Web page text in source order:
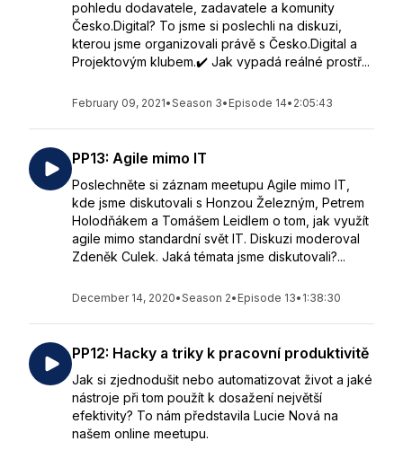
pohledu dodavatele, zadavatele a komunity
Česko.Digital? To jsme si poslechli na diskuzi,
kterou jsme organizovali právě s Česko.Digital a
Projektovým klubem.✔️ Jak vypadá reálné prostř...
February 09, 2021•Season 3• Episode 14• 2:05:43
PP13: Agile mimo IT
Poslechněte si záznam meetupu Agile mimo IT,
kde jsme diskutovali s Honzou Železným, Petrem
Holodňákem a Tomášem Leidlem o tom, jak využít
agile mimo standardní svět IT. Diskuzi moderoval
Zdeněk Culek. Jaká témata jsme diskutovali?...
December 14, 2020•Season 2• Episode 13• 1:38:30
PP12: Hacky a triky k pracovní produktivitě
Jak si zjednodušit nebo automatizovat život a jaké
nástroje při tom použít k dosažení největší
efektivity? To nám představila Lucie Nová na
našem online meetupu.